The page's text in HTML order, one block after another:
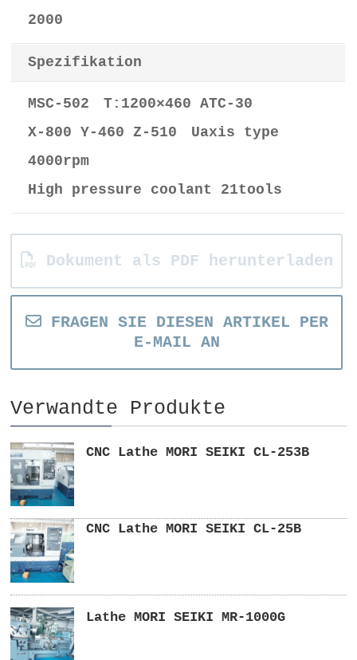
2000
Spezifikation
MSC-502 T:1200×460 ATC-30
X-800 Y-460 Z-510 Uaxis type
4000rpm
High pressure coolant 21tools
Dokument als PDF herunterladen
FRAGEN SIE DIESEN ARTIKEL PER
E-MAIL AN
Verwandte Produkte
CNC Lathe MORI SEIKI CL-253B
CNC Lathe MORI SEIKI CL-25B
Lathe MORI SEIKI MR-1000G